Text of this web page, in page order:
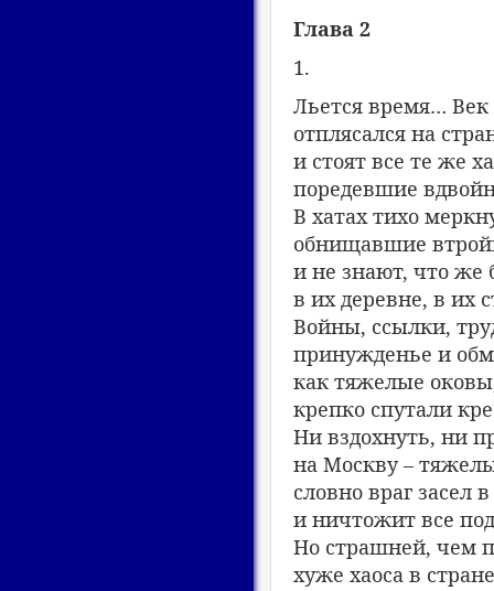
Глава 2
1.
Льется время…
отплясался на
и стоят все те же
поредевшие
В хатах тихо
обнищавшие
и не знают, что же
в их деревне, в их
Войны, ссылки,
принужденье и
как тяжелые
крепко спутали
Ни вздохнуть, ни
на Москву –
словно враг засел
и ничтожит все
Но страшней, чем
хуже хаоса в